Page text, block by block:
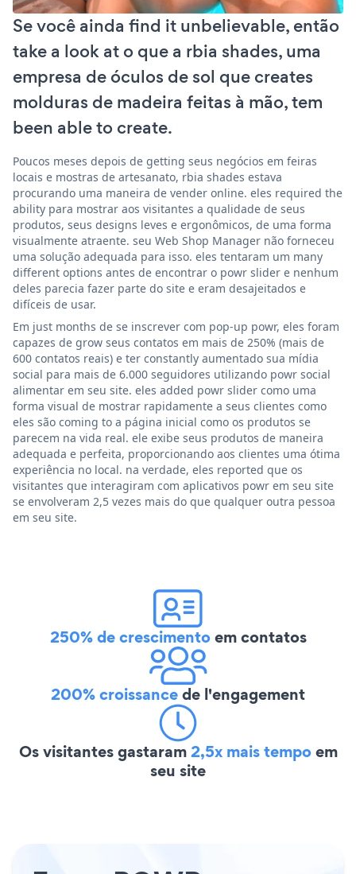
Se você ainda find it unbelievable, então
take a look at o que a rbia shades, uma
empresa de óculos de sol que creates
molduras de madeira feitas à mão, tem
been able to create.
Poucos meses depois de getting seus negócios em feiras
locais e mostras de artesanato, rbia shades estava
procurando uma maneira de vender online. eles required the
ability para mostrar aos visitantes a qualidade de seus
produtos, seus designs leves e ergonômicos, de uma forma
visualmente atraente. seu Web Shop Manager não forneceu
uma solução adequada para isso. eles tentaram um many
different options antes de encontrar o powr slider e nenhum
deles parecia fazer parte do site e eram desajeitados e
difíceis de usar.
Em just months de se inscrever com pop-up powr, eles foram
capazes de grow seus contatos em mais de 250% (mais de
600 contatos reais) e ter constantly aumentado sua mídia
social para mais de 6.000 seguidores utilizando powr social
alimentar em seu site. eles added powr slider como uma
forma visual de mostrar rapidamente a seus clientes como
eles são coming to a página inicial como os produtos se
parecem na vida real. ele exibe seus produtos de maneira
adequada e perfeita, proporcionando aos clientes uma ótima
experiência no local. na verdade, eles reported que os
visitantes que interagiram com aplicativos powr em seu site
se envolveram 2,5 vezes mais do que qualquer outra pessoa
em seu site.
250% de crescimentoem contatos
200% croissancede l'engagement
Os visitantes gastaram2,5x mais tempoem
seu site